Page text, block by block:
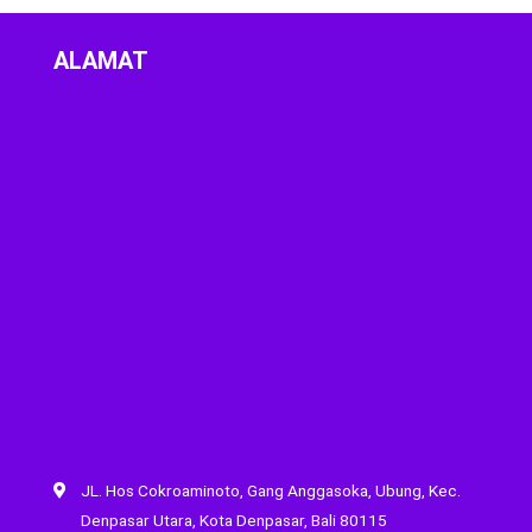
ALAMAT
JL. Hos Cokroaminoto, Gang Anggasoka, Ubung, Kec.
Denpasar Utara, Kota Denpasar, Bali 80115